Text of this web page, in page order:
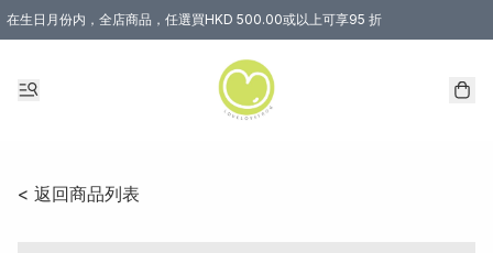
在生日月份内，全店商品，任選買HKD 500.00或以上可享95 折
< 返回商品列表